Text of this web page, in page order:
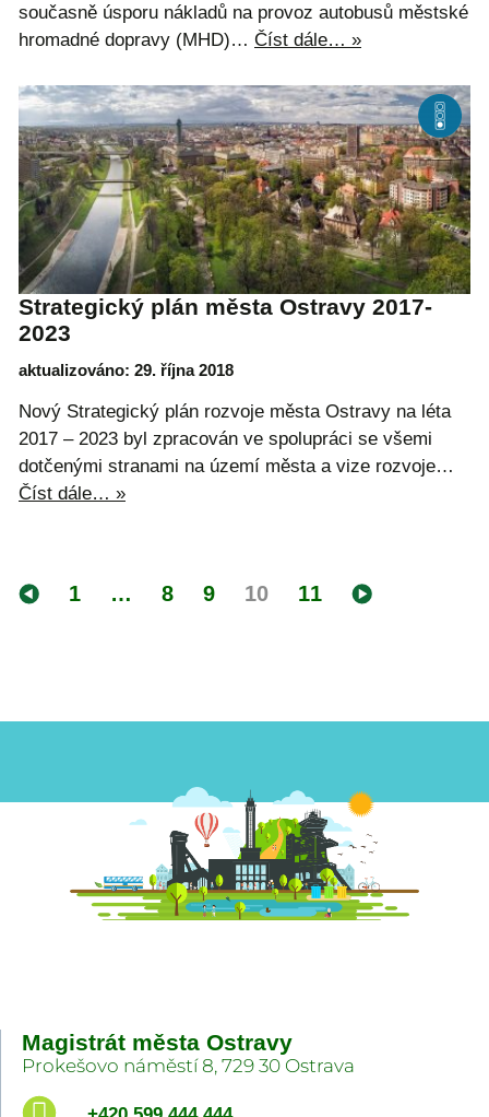
současně úsporu nákladů na provoz autobusů městské
hromadné dopravy (MHD)… Číst dále… »
Strategický plán města Ostravy 2017-
2023
aktualizováno: 29. října 2018
Nový Strategický plán rozvoje města Ostravy na léta
2017 – 2023 byl zpracován ve spolupráci se všemi
dotčenými stranami na území města a vize rozvoje…
Číst dále… »
1 … 8 9 10 11
Magistrát města Ostravy
Prokešovo náměstí 8, 729 30 Ostrava